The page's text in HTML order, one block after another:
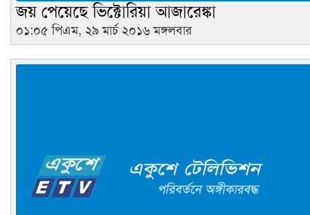
জয় পেয়েছে ভিক্টোরিয়া আজারেঙ্কা
০১:০৫ পিএম, ২৯ মার্চ ২০১৬ মঙ্গলবার